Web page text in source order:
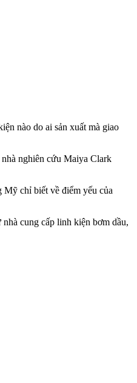
nào do ai sản xuất mà giao
nghiên cứu Maiya Clark
Mỹ chỉ biết về điểm yếu của
cung cấp linh kiện bơm dầu,